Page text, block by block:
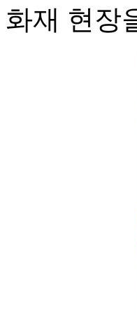
화재 현장